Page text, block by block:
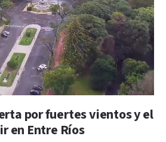
por fuertes vientos y el
en Entre Ríos